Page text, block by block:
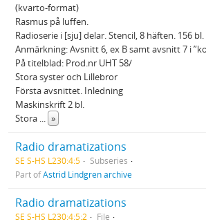
(kvarto-format)
Rasmus på luffen.
Radioserie i [sju] delar. Stencil, 8 häften. 156 bl.
Anmärkning: Avsnitt 6, ex B samt avsnitt 7 i
På titelblad: Prod.nr UHT 58/
Stora syster och Lillebror
Första avsnittet. Inledning
Maskinskrift 2 bl.
Stora ... »
Radio dramatizations
SE S-HS L230:4:5
Subseries
Part ofAstrid Lindgren archive
Radio dramatizations
SE S-HS L230:4:5:2
File